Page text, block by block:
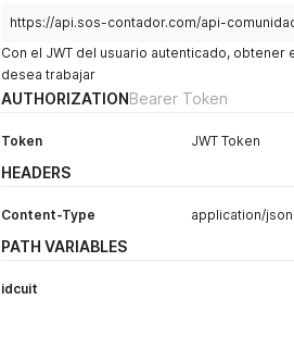
https://api.sos-contador.com/api-
Con el JWT del usuario autenticado, obtener
desea trabajar
AUTHORIZATIONBearer Token
Token JWT Token
HEADERS
Content-Type application/json
PATH VARIABLES
idcuit